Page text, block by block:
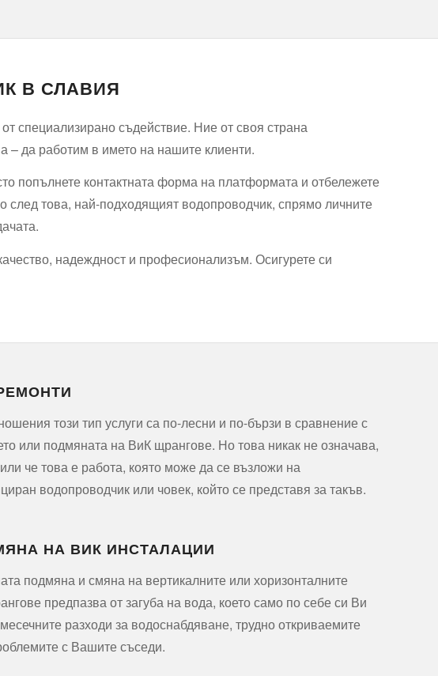
В СЛАВИЯ
специализирано съдействие. Ние от своя страна
– да работим в името на нашите клиенти.
попълнете контактната форма на платформата и отбележете
това, най-подходящият водопроводчик, спрямо личните
надеждност и професионализъм. Осигурете си
този тип услуги са по-лесни и по-бързи в сравнение с
или подмяната на ВиК щрангове. Но това никак не означава,
че това е работа, която може да се възложи на
водопроводчик или човек, който се представя за такъв.
НА ВИК ИНСТАЛАЦИИ
подмяна и смяна на вертикалните или хоризонталните
предпазва от загуба на вода, което само по себе си Ви
разходи за водоснабдяване, трудно откриваемите
с Вашите съседи.